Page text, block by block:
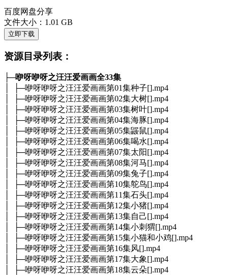
百度网盘分享
文件大小：1.01 GB
立即下载
资源目录列表：
├─咿呀咿呀之汪汪爱画画全33集
│ ├─咿呀咿呀之汪汪爱画画第01集种子[].mp4
│ ├─咿呀咿呀之汪汪爱画画第02集大树[].mp4
│ ├─咿呀咿呀之汪汪爱画画第03集树叶[].mp4
│ ├─咿呀咿呀之汪汪爱画画第04集海豚[].mp4
│ ├─咿呀咿呀之汪汪爱画画第05集鼹鼠[].mp4
│ ├─咿呀咿呀之汪汪爱画画第06集喝水[].mp4
│ ├─咿呀咿呀之汪汪爱画画第07集太阳[].mp4
│ ├─咿呀咿呀之汪汪爱画画第08集河马[].mp4
│ ├─咿呀咿呀之汪汪爱画画第09集兔子[].mp4
│ ├─咿呀咿呀之汪汪爱画画第10集鸵鸟[].mp4
│ ├─咿呀咿呀之汪汪爱画画第11集石头[].mp4
│ ├─咿呀咿呀之汪汪爱画画第12集小猪[].mp4
│ ├─咿呀咿呀之汪汪爱画画第13集自己[].mp4
│ ├─咿呀咿呀之汪汪爱画画第14集小刺猬[].mp4
│ ├─咿呀咿呀之汪汪爱画画第15集小猫和小鸡[].mp4
│ ├─咿呀咿呀之汪汪爱画画第16集风[].mp4
│ ├─咿呀咿呀之汪汪爱画画第17集大象[].mp4
│ ├─咿呀咿呀之汪汪爱画画第18集云朵[].mp4